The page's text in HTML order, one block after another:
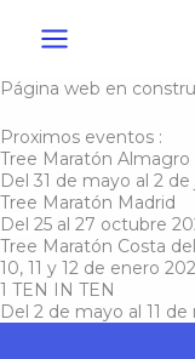
Página web en
Proximos eventos :
Tree Maratón Almagro
Del 31 de mayo al 2
Tree Maratón Madrid
Del 25 al 27 octubre
Tree Maratón Costa
10, 11 y 12 de enero
1 TEN IN TEN
Del 2 de mayo al 11